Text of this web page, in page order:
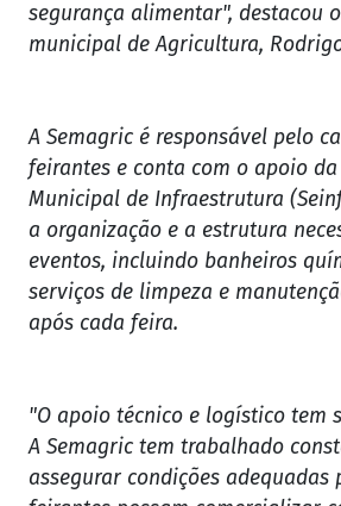
segurança alimentar", destacou
municipal de Agricultura,
A Semagric é responsável pelo
feirantes e conta com o apoio da
Municipal de Infraestrutura
a organização e a estrutura
eventos, incluindo banheiros
serviços de limpeza e
após cada feira.
"O apoio técnico e logístico tem
A Semagric tem trabalhado
assegurar condições adequadas